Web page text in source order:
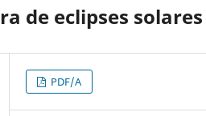
de eclipses solares
PDF/A